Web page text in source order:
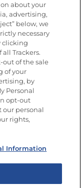
®
y
about your
advertising,
below, we
necessary
clicking
all Trackers.
out of the sale
of your
by
Personal
opt-out
our personal
rights,
Information